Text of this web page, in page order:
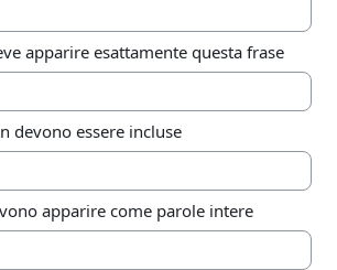
apparire esattamente questa frase
devono essere incluse
apparire come parole intere